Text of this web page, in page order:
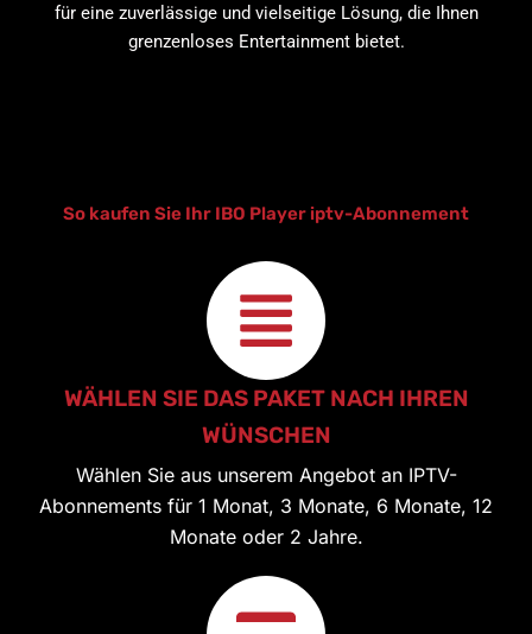
für eine zuverlässige und vielseitige Lösung, die Ihnen
grenzenloses Entertainment bietet.
So kaufen Sie Ihr IBO Player iptv-Abonnement
WÄHLEN SIE DAS PAKET NACH IHREN
WÜNSCHEN
Wählen Sie aus unserem Angebot an IPTV-
Abonnements für 1 Monat, 3 Monate, 6 Monate, 12
Monate oder 2 Jahre.